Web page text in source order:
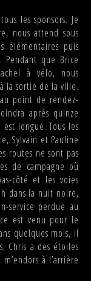
les sponsors. Je
nous attend sous
élémentaires puis
que Brice
à vélo, nous
la sortie de la ville.
point de rendez-
après quinze
longue. Tous les
Sylvain et Pauline
routes ne sont pas
de campagne où
côté et les voies
dans la nuit noire,
service perdue au
est venu pour le
quelques mois, il
Chris a des étoiles
à l’arrière